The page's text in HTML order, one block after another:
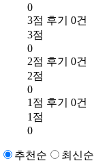
0
3점 후기 0건
3점
0
2점 후기 0건
2점
0
1점 후기 0건
1점
0
추천순
최신순